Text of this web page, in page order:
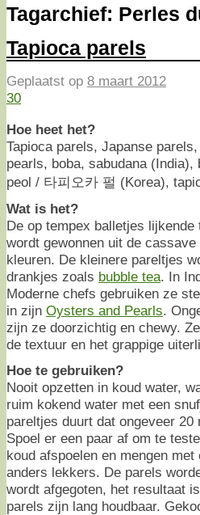
Tagarchief: Perles
Tapioca parels
Geplaatst op 8 maart 2012
30
Hoe heet het?
Tapioca parels, Japanse
pearls, boba, sabudana
peol / 타피오카 펄 (Korea),
Wat is het?
De op tempex balletjes
wordt gewonnen uit de
kleuren. De kleinere pareltjes
drankjes zoals bubble tea. In
Moderne chefs gebruiken ze
in zijn Oysters and Pearls.
zijn ze doorzichtig en chewy.
de textuur en het grappige
Hoe te gebruiken?
Nooit opzetten in koud water,
ruim kokend water met een
pareltjes duurt dat ongeveer
Spoel er een paar af om te
koud afspoelen en mengen
anders lekkers. De parels
wordt afgegoten, het resultaat
parels zijn lang houdbaar.